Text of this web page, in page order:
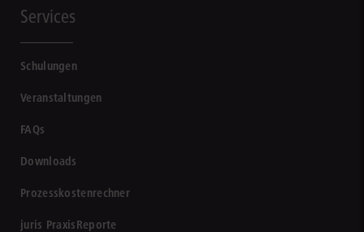
Services
Schulungen
Veranstaltungen
FAQs
Downloads
Prozesskostenrechner
juris PraxisReporte